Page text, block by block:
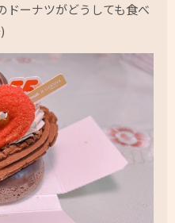
ドーナツがどうしても食べ